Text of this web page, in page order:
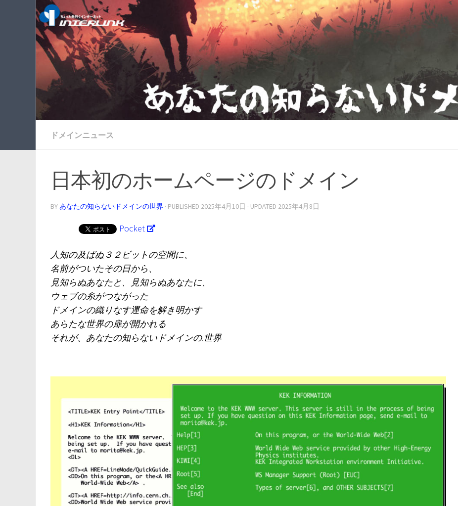
ドメインニュース
日本初のホームページのドメイン
BYあなたの知らないドメインの世界 · PUBLISHED 2025年4月10日 · UPDATED 2025年4月8日
Pocket
人知の及ばぬ３２ビットの空間に、
名前がついたその日から、
見知らぬあなたと、見知らぬあなたに、
ウェブの糸がつながった
ドメインの織りなす運命を解き明かす
あらたな世界の扉が開かれる
それが、あなたの知らないドメインの.世界